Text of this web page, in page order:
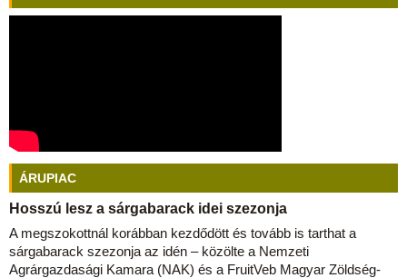
ÁRUPIAC
Hosszú lesz a sárgabarack idei szezonja
A megszokottnál korábban kezdődött és tovább is tarthat a
sárgabarack szezonja az idén – közölte a Nemzeti
Agrárgazdasági Kamara (NAK) és a FruitVeb Magyar Zöldség-